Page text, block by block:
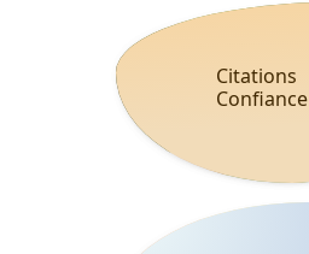
Citations
Confiance